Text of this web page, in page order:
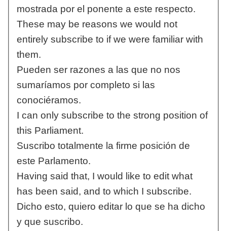
mostrada por el ponente a este respecto.
These may be reasons we would not
entirely subscribe to if we were familiar with
them.
Pueden ser razones a las que no nos
sumaríamos por completo si las
conociéramos.
I can only subscribe to the strong position of
this Parliament.
Suscribo totalmente la firme posición de
este Parlamento.
Having said that, I would like to edit what
has been said, and to which I subscribe.
Dicho esto, quiero editar lo que se ha dicho
y que suscribo.